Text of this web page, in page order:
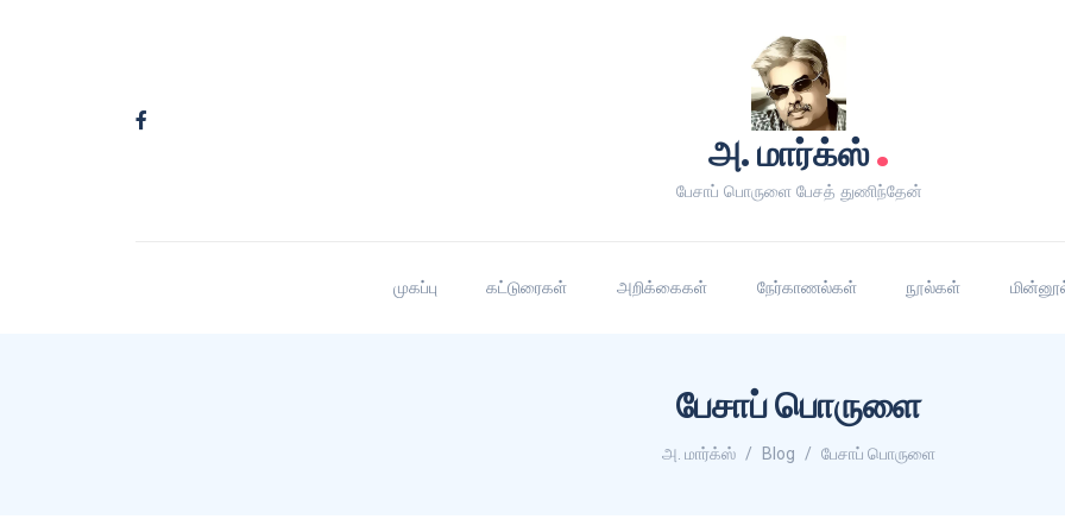
அ. மார்க்ஸ்.
பேசாப் பொருளை பேசத் துணிந்தேன்
முகப்பு கட்டுரைகள் அறிக்கைகள் நேர்காணல்கள் நூல்கள்
பேசாப் பொருளை
அ. மார்க்ஸ் Blog பேசாப் பொருளை